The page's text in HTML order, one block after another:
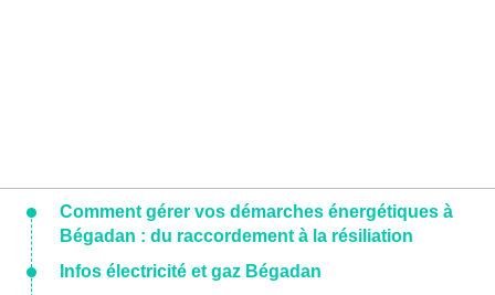
Comment gérer vos démarches énergétiques à
Bégadan : du raccordement à la résiliation
Infos électricité et gaz Bégadan